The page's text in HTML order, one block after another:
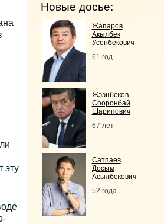
эту
Новые досье:
Жапаров
Акылбек
Усенбекович
61 год
Жээнбеков
Сооронбай
Шарипович
67 лет
Сатпаев
Досым
Асылбекович
52 года